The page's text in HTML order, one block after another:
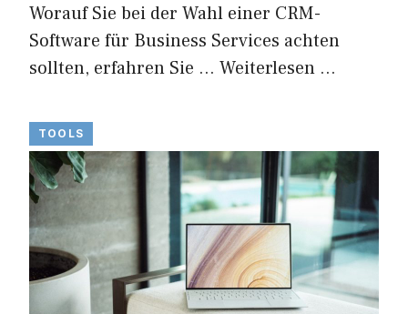
Worauf Sie bei der Wahl einer CRM-
Software für Business Services achten
sollten, erfahren Sie … Weiterlesen …
TOOLS